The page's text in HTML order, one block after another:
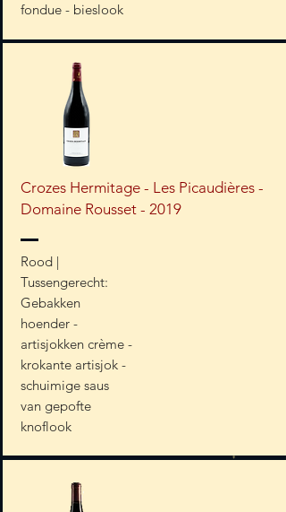
fondue - bieslook
Crozes Hermitage - Les Picaudières -
Domaine Rousset - 2019
Rood |
Tussengerecht:
Gebakken
hoender -
artisjokken crème -
krokante artisjok -
schuimige saus
van gepofte
knoflook